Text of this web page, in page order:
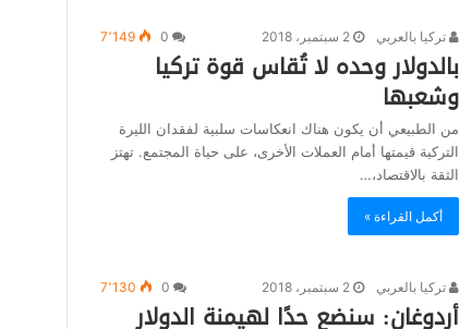
تركيا بالعربي 2 سبتمبر، 2018 7٬149
بالدولار وحده لا تُقاس قوة تركيا
وشعبها
من الطبيعي أن يكون هناك انعكاسات سلبية لفقدان الليرة
التركية قيمتها أمام العملات الأخرى، على حياة المجتمع. تهتز
الثقة بالاقتصاد،…
أكمل القراءة »
تركيا بالعربي 2 سبتمبر، 2018 7٬130
أردوغان: سنضع حدًا لهيمنة الدولار